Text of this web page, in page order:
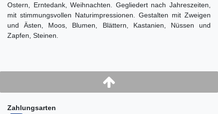
Ostern, Erntedank, Weihnachten. Gegliedert nach Jahreszeiten,
mit stimmungsvollen Naturimpressionen. Gestalten mit Zweigen
und Ästen, Moos, Blumen, Blättern, Kastanien, Nüssen und
Zapfen, Steinen.
Zahlungsarten